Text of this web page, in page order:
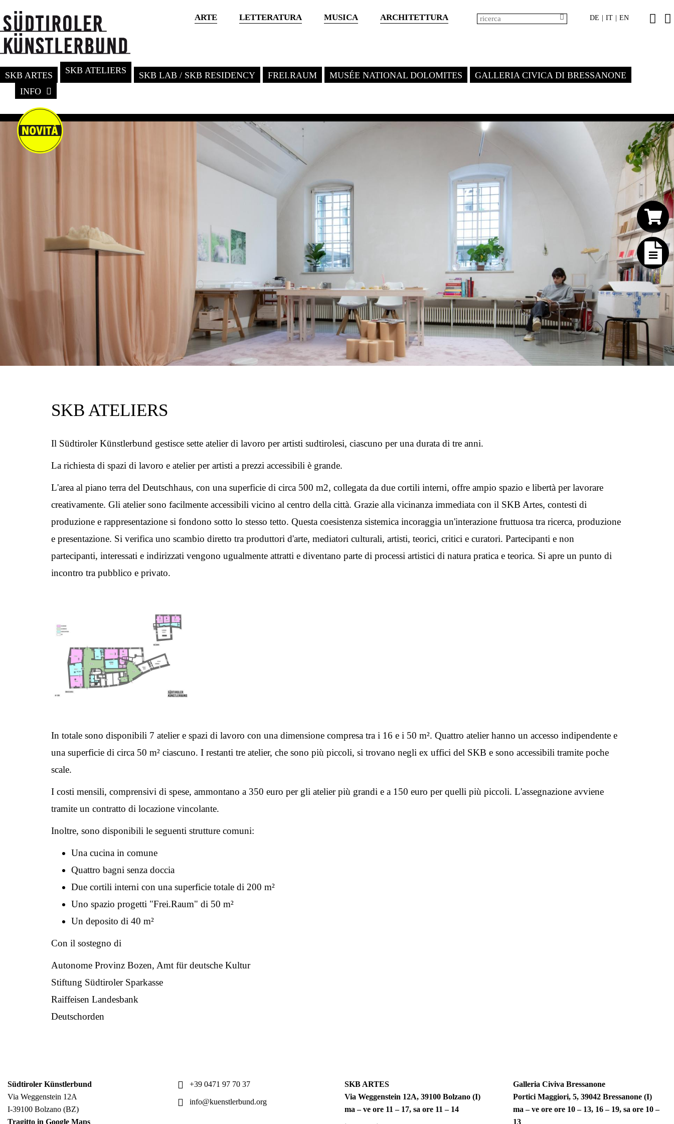
ARTE LETTERATURA MUSICA ARCHITETTURA DE IT EN
SKB ARTES SKB ATELIERS SKB LAB / SKB RESIDENCY FREI.RAUM MUSÉE NATIONAL DOLOMITES
GALLERIA CIVICA DI BRESSANONE
INFO
SKB ATELIERS
Il Südtiroler Künstlerbund gestisce sette atelier di lavoro per artisti sudtirolesi, ciascuno per una durata di tre anni.
La richiesta di spazi di lavoro e atelier per artisti a prezzi accessibili è grande.
L'area al piano terra del Deutschhaus, con una superficie di circa 500 m2, collegata da due cortili interni, offre ampio spazio e libertà per lavorare
creativamente. Gli atelier sono facilmente accessibili vicino al centro della città. Grazie alla vicinanza immediata con il SKB Artes, contesti di
produzione e rappresentazione si fondono sotto lo stesso tetto. Questa coesistenza sistemica incoraggia un'interazione fruttuosa tra ricerca, produzione
e presentazione. Si verifica uno scambio diretto tra produttori d'arte, mediatori culturali, artisti, teorici, critici e curatori. Partecipanti e non
partecipanti, interessati e indirizzati vengono ugualmente attratti e diventano parte di processi artistici di natura pratica e teorica. Si apre un punto di
incontro tra pubblico e privato.
In totale sono disponibili 7 atelier e spazi di lavoro con una dimensione compresa tra i 16 e i 50 m². Quattro atelier hanno un accesso indipendente e
una superficie di circa 50 m² ciascuno. I restanti tre atelier, che sono più piccoli, si trovano negli ex uffici del SKB e sono accessibili tramite poche
scale.
I costi mensili, comprensivi di spese, ammontano a 350 euro per gli atelier più grandi e a 150 euro per quelli più piccoli. L'assegnazione avviene
tramite un contratto di locazione vincolante.
Inoltre, sono disponibili le seguenti strutture comuni:
Una cucina in comune
Quattro bagni senza doccia
Due cortili interni con una superficie totale di 200 m²
Uno spazio progetti "Frei.Raum" di 50 m²
Un deposito di 40 m²
Con il sostegno di
Autonome Provinz Bozen, Amt für deutsche Kultur
Stiftung Südtiroler Sparkasse
Raiffeisen Landesbank
Deutschorden
Südtiroler Künstlerbund
Via Weggenstein 12A
I-39100 Bolzano (BZ)
Tragitto in Google Maps
+39 0471 97 70 37
info@kuenstlerbund.org
SKB ARTES
Via Weggenstein 12A, 39100 Bolzano (I)
ma – ve ore 11 – 17, sa ore 11 – 14
Galleria Civiva Bressanone
Portici Maggiori, 5, 39042 Bressanone (I)
ma – ve ore ore 10 – 13, 16 – 19, sa ore 10 –
13